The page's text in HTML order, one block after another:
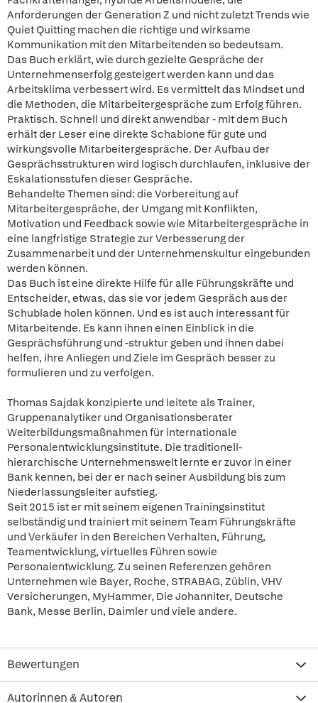
Anforderungen der Generation Z und nicht zuletzt Trends wie
Quiet Quitting machen die richtige und wirksame
Kommunikation mit den Mitarbeitenden so bedeutsam.
Das Buch erklärt, wie durch gezielte Gespräche der
Unternehmenserfolg gesteigert werden kann und das
Arbeitsklima verbessert wird. Es vermittelt das Mindset und
die Methoden, die Mitarbeitergespräche zum Erfolg führen.
Praktisch. Schnell und direkt anwendbar - mit dem Buch
erhält der Leser eine direkte Schablone für gute und
wirkungsvolle Mitarbeitergespräche. Der Aufbau der
Gesprächsstrukturen wird logisch durchlaufen, inklusive der
Eskalationsstufen dieser Gespräche.
Behandelte Themen sind: die Vorbereitung auf
Mitarbeitergespräche, der Umgang mit Konflikten,
Motivation und Feedback sowie wie Mitarbeitergespräche in
eine langfristige Strategie zur Verbesserung der
Zusammenarbeit und der Unternehmenskultur eingebunden
werden können.
Das Buch ist eine direkte Hilfe für alle Führungskräfte und
Entscheider, etwas, das sie vor jedem Gespräch aus der
Schublade holen können. Und es ist auch interessant für
Mitarbeitende. Es kann ihnen einen Einblick in die
Gesprächsführung und -struktur geben und ihnen dabei
helfen, ihre Anliegen und Ziele im Gespräch besser zu
formulieren und zu verfolgen.
Thomas Sajdak konzipierte und leitete als Trainer,
Gruppenanalytiker und Organisationsberater
Weiterbildungsmaßnahmen für internationale
Personalentwicklungsinstitute. Die traditionell-
hierarchische Unternehmenswelt lernte er zuvor in einer
Bank kennen, bei der er nach seiner Ausbildung bis zum
Niederlassungsleiter aufstieg.
Seit 2015 ist er mit seinem eigenen Trainingsinstitut
selbständig und trainiert mit seinem Team Führungskräfte
und Verkäufer in den Bereichen Verhalten, Führung,
Teamentwicklung, virtuelles Führen sowie
Personalentwicklung. Zu seinen Referenzen gehören
Unternehmen wie Bayer, Roche, STRABAG, Züblin, VHV
Versicherungen, MyHammer, Die Johanniter, Deutsche
Bank, Messe Berlin, Daimler und viele andere.
Bewertungen
Autorinnen & Autoren